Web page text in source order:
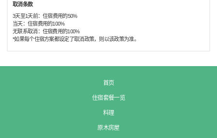
取消条款
3天至1天前：住宿费用的50%
当天：住宿费用的100%
无联系取消：住宿费用的100%
*如果每个住宿方案都设定了取消政策，则以该政策为准。
首页
住宿套餐一览
料理
原木房屋